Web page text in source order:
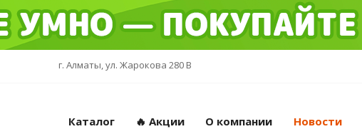
г. Алматы, ул. Жарокова 280 В
Каталог 🔥 Акции О компании Новости